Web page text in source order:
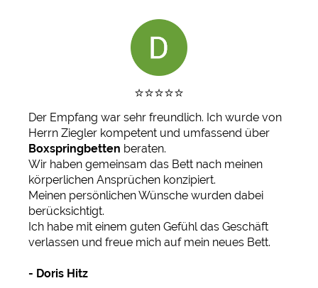
⭐️⭐️⭐️⭐️⭐️
Der Empfang war sehr freundlich. Ich wurde von
Herrn Ziegler kompetent und umfassend über
Boxspringbetten beraten.
Wir haben gemeinsam das Bett nach meinen
körperlichen Ansprüchen konzipiert.
Meinen persönlichen Wünsche wurden dabei
berücksichtigt.
Ich habe mit einem guten Gefühl das Geschäft
verlassen und freue mich auf mein neues Bett.
- Doris Hitz